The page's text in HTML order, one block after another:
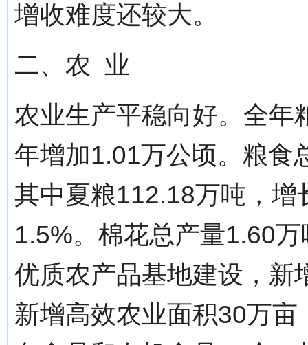
增收难度还较大。
二、农 业
农业生产平稳向好。全年
年增加1.01万公顷。粮食
其中夏粮112.18万吨，
1.5%。棉花总产量1.60
优质农产品基地建设，新
新增高效农业面积30万